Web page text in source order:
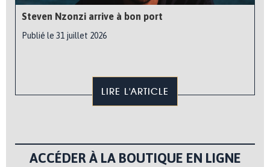
Steven Nzonzi arrive à bon port
Publié le 31 juillet 2026
LIRE L'ARTICLE
ACCÉDER À LA BOUTIQUE EN LIGNE